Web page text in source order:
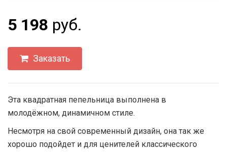
5 198 руб.
Заказать
Эта квадратная пепельница выполнена в
молодёжном, динамичном стиле.
Несмотря на свой современный дизайн, она так же
хорошо подойдет и для ценителей классического